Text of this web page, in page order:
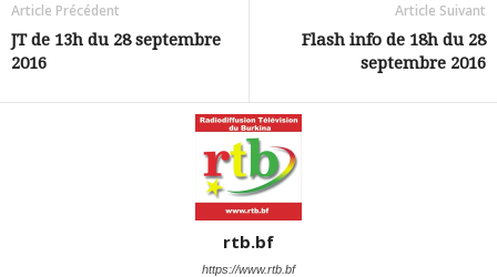
Article Précédent
JT de 13h du 28 septembre
2016
Article Suivant
Flash info de 18h du 28
septembre 2016
rtb.bf
https://www.rtb.bf